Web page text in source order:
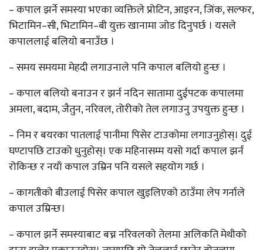
– कपाल झर्ने समस्या भएका व्यक्तिले प्रोटिन, आइरन, जिंक, सल्फर,
भिटामिन–सी, भिटामिन–बी युक्त खानामा जोड दिनुपर्छ । यसले
कपाललाई बलियो बनाउँछ ।
– समय समयमा मेहदी लगाउनाले पनि कपाल बलियो हुन्छ ।
– कपाल बलियो बनाउन र झर्न नदिन सातामा दुईपटक कपालमा
अमला, बदाम, जैतुन, नरिवल, तोरीको तेल लगाउनु उपयुक्त हुन्छ ।
– निम र बयरका पातलाई पानीमा पिसेर टाउकोमा लगाउनुहोस्। दुई
घण्टापछि टाउको धुनुहोस्। एक महिनासम्म यसो गर्दा कपाल झर्न
रोकिन्छ र नयाँ कपाल उम्रिन पनि यसले सहयोग गर्छ ।
– कागतीको बीउलाई पिसेर कपाल खुइलिएको ठाउँमा लेप गर्नाले
कपाल उम्रिन्छ।
– कपाल झर्ने समस्याबाट बच्न नरिवलको तेलमा अलिकति मेथीको